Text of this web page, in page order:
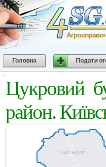
Головна Подати
Цукровий
район.